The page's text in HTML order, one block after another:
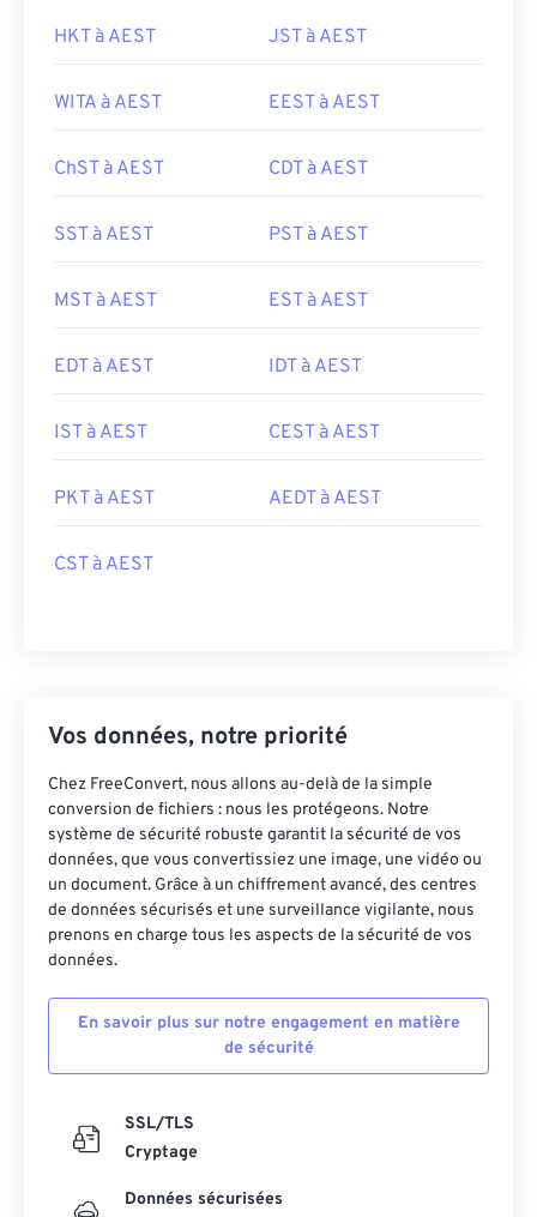
HKT à AEST JST à AEST
WITA à AEST EEST à AEST
ChST à AEST CDT à AEST
SST à AEST PST à AEST
MST à AEST EST à AEST
EDT à AEST IDT à AEST
IST à AEST CEST à AEST
PKT à AEST AEDT à AEST
CST à AEST
Vos données, notre priorité
Chez FreeConvert, nous allons au-delà de la simple
conversion de fichiers : nous les protégeons. Notre
système de sécurité robuste garantit la sécurité de vos
données, que vous convertissiez une image, une vidéo ou
un document. Grâce à un chiffrement avancé, des centres
de données sécurisés et une surveillance vigilante, nous
prenons en charge tous les aspects de la sécurité de vos
données.
En savoir plus sur notre engagement en matière
de sécurité
SSL/TLS
Cryptage
Données sécurisées